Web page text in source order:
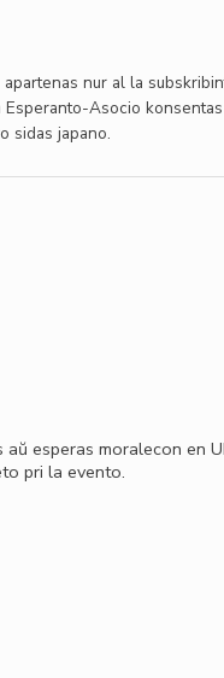
nur al la
Asocio
sidas japano.
esperas moralecon en
pri la evento.